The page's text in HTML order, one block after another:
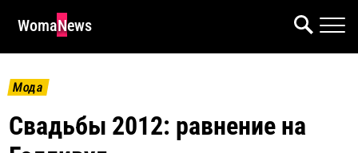
WomaNews
Мода
Свадьбы 2012: равнение на